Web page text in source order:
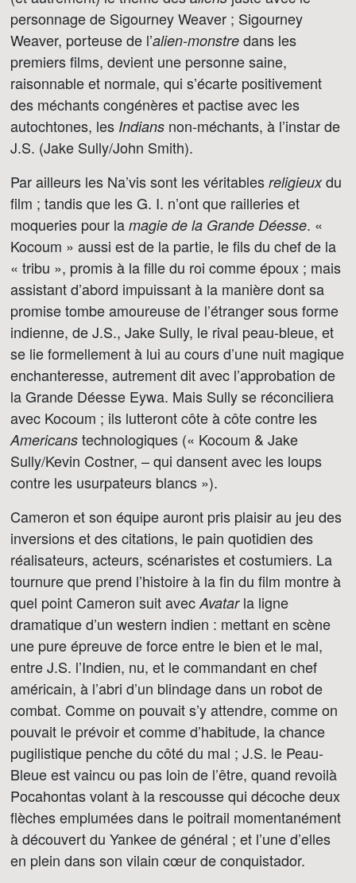
personnage de Sigourney Weaver ; Sigourney
Weaver, porteuse de l’alien-monstre dans les
premiers films, devient une personne saine,
raisonnable et normale, qui s’écarte positivement
des méchants congénères et pactise avec les
autochtones, les Indians non-méchants, à l’instar de
J.S. (Jake Sully/John Smith).
Par ailleurs les Na’vis sont les véritables religieuxdu
film ; tandis que les G. I. n’ont que railleries et
moqueries pour la magie de la Grande Déesse. «
Kocoum » aussi est de la partie, le fils du chef de la
« tribu », promis à la fille du roi comme époux ; mais
assistant d’abord impuissant à la manière dont sa
promise tombe amoureuse de l’étranger sous forme
indienne, de J.S., Jake Sully, le rival peau-bleue, et
se lie formellement à lui au cours d’une nuit magique
enchanteresse, autrement dit avec l’approbation de
la Grande Déesse Eywa. Mais Sully se réconciliera
avec Kocoum ; ils lutteront côte à côte contre les
Americans technologiques (« Kocoum & Jake
Sully/Kevin Costner, – qui dansent avec les loups
contre les usurpateurs blancs »).
Cameron et son équipe auront pris plaisir au jeu des
inversions et des citations, le pain quotidien des
réalisateurs, acteurs, scénaristes et costumiers. La
tournure que prend l’histoire à la fin du film montre à
quel point Cameron suit avec Avatarla ligne
dramatique d’un western indien : mettant en scène
une pure épreuve de force entre le bien et le mal,
entre J.S. l’Indien, nu, et le commandant en chef
américain, à l’abri d’un blindage dans un robot de
combat. Comme on pouvait s’y attendre, comme on
pouvait le prévoir et comme d’habitude, la chance
pugilistique penche du côté du mal ; J.S. le Peau-
Bleue est vaincu ou pas loin de l’être, quand revoilà
Pocahontas volant à la rescousse qui décoche deux
flèches emplumées dans le poitrail momentanément
à découvert du Yankee de général ; et l’une d’elles
en plein dans son vilain cœur de conquistador.